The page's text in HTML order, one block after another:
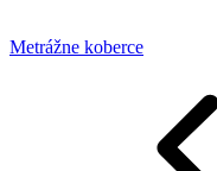
Metrážne koberce